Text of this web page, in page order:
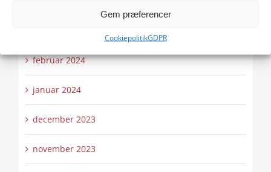
Gem præferencer
CookiepolitikGDPR
februar 2024
januar 2024
december 2023
november 2023